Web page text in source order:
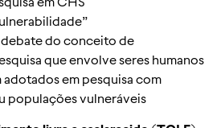
do conceito de
que envolve seres humanos
adotados em pesquisa com
populações vulneráveis